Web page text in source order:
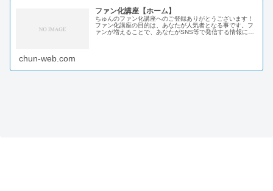
ファン化講座【ホーム】
ちゅんのファン化講座へのご登録ありがとうございます！
ファン化講座の目的は、あなたが人気者となる事です。フ
ァンが増えることで、あなたがSNS等で発信する情報に、
chun-web.com